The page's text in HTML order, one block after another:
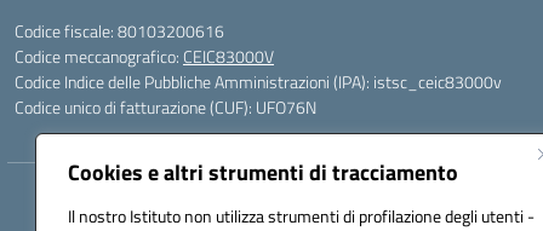
Cookies e altri strumenti di tracciamento
Il nostro Istituto non utilizza strumenti di profilazione degli utenti -
Codice fiscale: 80103200616
Codice meccanografico: CEIC83000V
Codice Indice delle Pubbliche Amministrazioni (IPA): istsc_ceic83000v
Codice unico di fatturazione (CUF): UFO76N